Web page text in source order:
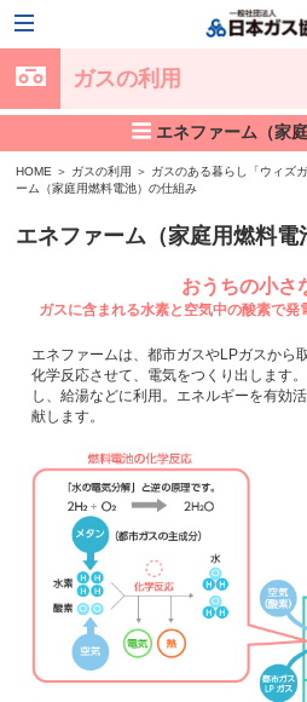
ガスの利用
エネファーム（家
HOME ＞ ガスの利用 ＞ ガスのある暮らし「ウィズガ
ーム（家庭用燃料電池）の仕組み
エネファーム（家庭用燃料電
おうちの小さ
ガスに含まれる水素と空気中の酸素で発
エネファームは、都市ガスやLPガスから
化学反応させて、電気をつくり出します
し、給湯などに利用。エネルギーを有効
献します。